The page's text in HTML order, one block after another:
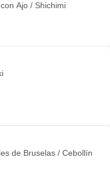
Ajo / Shichimi
de Bruselas / Cebollín